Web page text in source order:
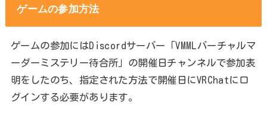
ゲームの参加方法
ゲームの参加にはDiscordサーバー「VMMLバーチャルマ
ーダーミステリー待合所」の開催日チャンネルで参加表
明をしたのち、指定された方法で開催日にVRChatにロ
グインする必要があります。